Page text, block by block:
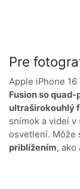
Pre
Apple iPhone
Fusion so
ultraširokouhlý
snímok a videí
osvetlení. Môže
priblížením, ako